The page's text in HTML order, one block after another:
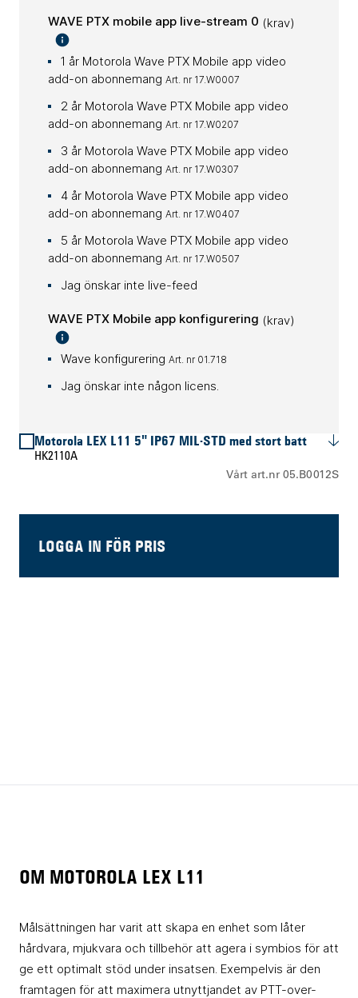
WAVE PTX mobile app live-stream 0 (krav)
1 år Motorola Wave PTX Mobile app video
add-on abonnemang Art. nr 17.W0007
2 år Motorola Wave PTX Mobile app video
add-on abonnemang Art. nr 17.W0207
3 år Motorola Wave PTX Mobile app video
add-on abonnemang Art. nr 17.W0307
4 år Motorola Wave PTX Mobile app video
add-on abonnemang Art. nr 17.W0407
5 år Motorola Wave PTX Mobile app video
add-on abonnemang Art. nr 17.W0507
Jag önskar inte live-feed
WAVE PTX Mobile app konfigurering (krav)
Wave konfigurering Art. nr 01.718
Jag önskar inte någon licens.
Motorola LEX L11 5" IP67 MIL-STD med stort batt
HK2110A
Vårt art.nr 05.B0012S
LOGGA IN FÖR PRIS
OM MOTOROLA LEX L11
Målsättningen har varit att skapa en enhet som låter
hårdvara, mjukvara och tillbehör att agera i symbios för att
ge ett optimalt stöd under insatsen. Exempelvis är den
framtagen för att maximera utnyttjandet av PTT-over-